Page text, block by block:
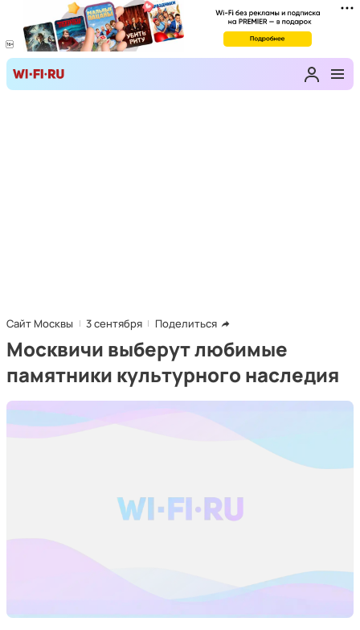
Сайт Москвы 3 сентября Поделиться
Москвичи выберут любимые
памятники культурного наследия